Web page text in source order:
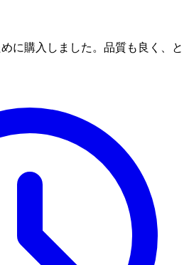
に購入しました。品質も良く、と